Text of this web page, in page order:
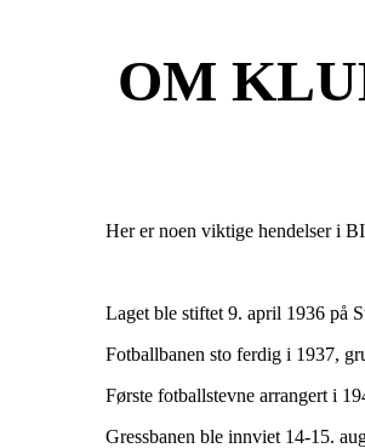
OM
Her er noen viktige hendelser i
Laget ble stiftet 9. april 1936 på
Fotballbanen sto ferdig i 1937,
Første fotballstevne arrangert i
Gressbanen ble innviet 14-15.